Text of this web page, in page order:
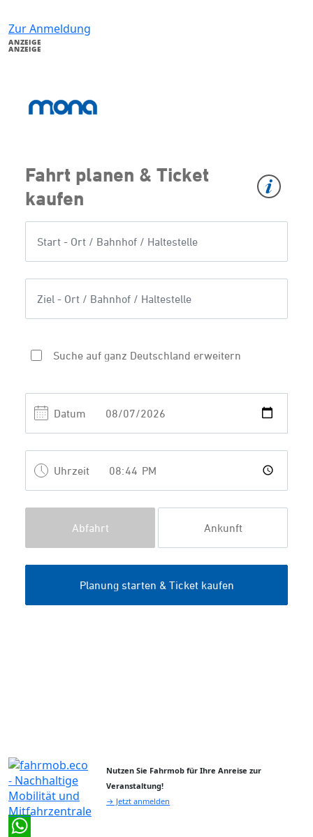
Zur Anmeldung
ANZEIGE
ANZEIGE
Nutzen Sie Fahrmob für Ihre Anreise zur
Veranstaltung!
→ Jetzt anmelden